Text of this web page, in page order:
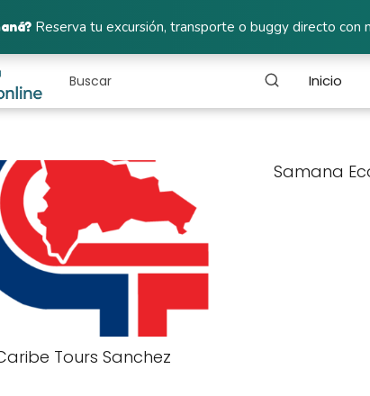
Inicio
Tours Sanchez
Samana
Reserva tu excursión, transporte o buggy directo con